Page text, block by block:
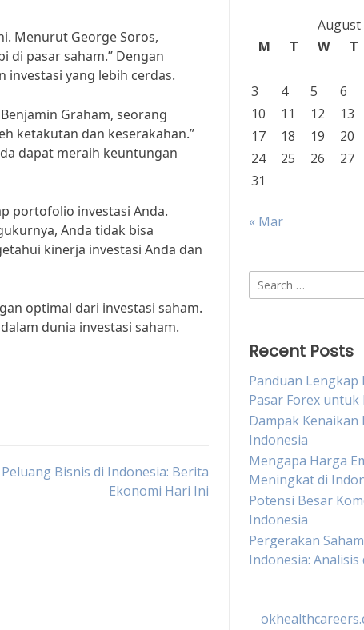
Menurut George Soros,
pasar saham.” Dengan
yang lebih cerdas.
Graham, seorang
ketakutan dan keserakahan.”
dapat meraih keuntungan
portofolio investasi Anda.
Anda tidak bisa
kinerja investasi Anda dan
optimal dari investasi saham.
dunia investasi saham.
Bisnis di Indonesia: Berita
Ekonomi Hari Ini
August
M
T W T
3
4 5 6
10
11 12 13
17
18 19 20
24
25 26 27
31
« Mar
Search
for:
Recent Posts
Panduan Lengkap
Pasar Forex untuk
Dampak
Indonesia
Mengapa Harga
Meningkat di
Potensi Besar
Indonesia
Pergerakan
Indonesia: